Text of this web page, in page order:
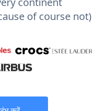
of course not)